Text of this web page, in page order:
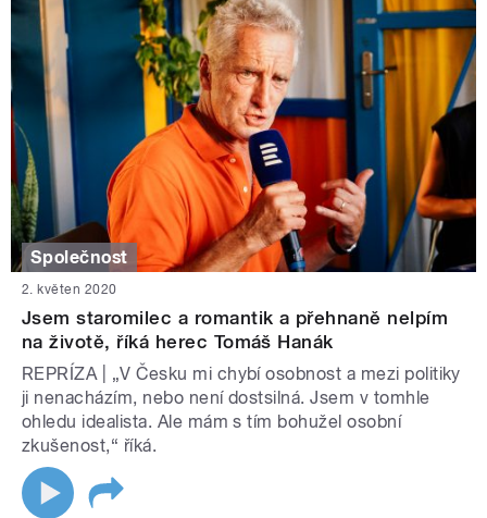
Společnost
2. květen 2020
Jsem staromilec a romantik a přehnaně nelpím
na životě, říká herec Tomáš Hanák
REPRÍZA | „V Česku mi chybí osobnost a mezi politiky
ji nenacházím, nebo není dostsilná. Jsem v tomhle
ohledu idealista. Ale mám s tím bohužel osobní
zkušenost,“ říká.